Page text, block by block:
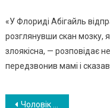
«У Флориді Абігайль
розглянувши скан мозку,
злоякісна, — розповідає
передзвонив мамі і
Чоловік удоч ерив дівчинку з синдромом Дауна, після того як від неї відм овилися 20 сімей. ФОТО